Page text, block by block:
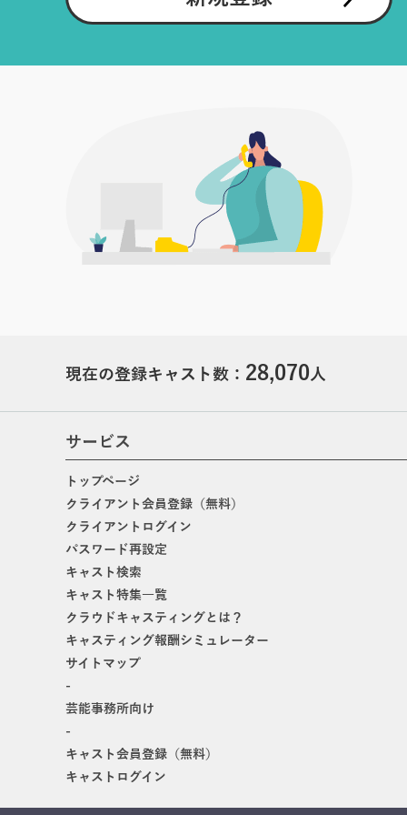
現在の登録キャスト数： 28,070人
サービス
トップページ
クライアント会員登録（無料）
クライアントログイン
パスワード再設定
キャスト検索
キャスト特集一覧
クラウドキャスティングとは？
キャスティング報酬シミュレーター
サイトマップ
-
芸能事務所向け
-
キャスト会員登録（無料）
キャストログイン